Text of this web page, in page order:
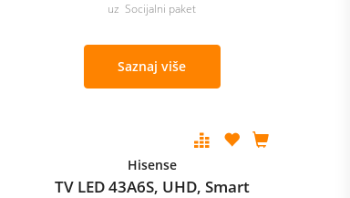
uz Socijalni paket
Saznaj više
Hisense
TV LED 43A6S, UHD, Smart